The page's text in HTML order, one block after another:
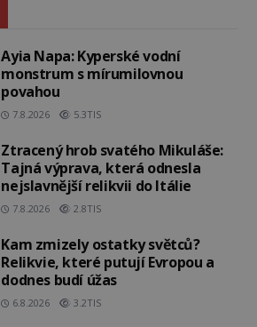
Ayia Napa: Kyperské vodní
monstrum s mírumilovnou
povahou
7.8.2026 5.3TIS
Ztracený hrob svatého Mikuláše:
Tajná výprava, která odnesla
nejslavnější relikvii do Itálie
7.8.2026 2.8TIS
Kam zmizely ostatky světců?
Relikvie, které putují Evropou a
dodnes budí úžas
6.8.2026 3.2TIS